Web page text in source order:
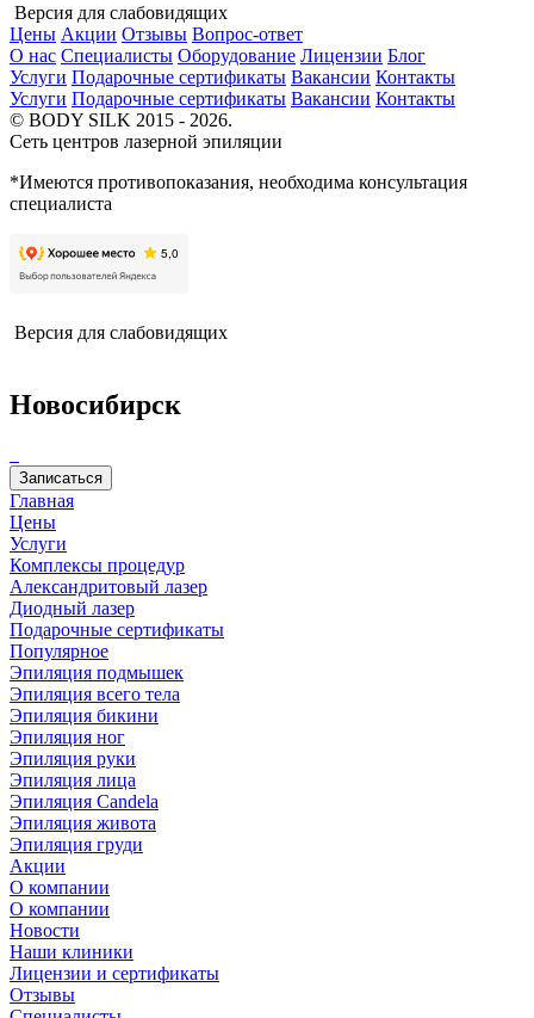
Версия для слабовидящих
Цены Акции Отзывы Вопрос-ответ
О нас Специалисты Оборудование Лицензии Блог
Услуги Подарочные сертификаты Вакансии Контакты
Услуги Подарочные сертификаты Вакансии Контакты
© BODY SILK 2015 - 2026.
Сеть центров лазерной эпиляции
*Имеются противопоказания, необходима консультация
специалиста
Версия для слабовидящих
Новосибирск
Записаться
Главная
Цены
Услуги
Комплексы процедур
Александритовый лазер
Диодный лазер
Подарочные сертификаты
Популярное
Эпиляция подмышек
Эпиляция всего тела
Эпиляция бикини
Эпиляция ног
Эпиляция руки
Эпиляция лица
Эпиляция Candela
Эпиляция живота
Эпиляция груди
Акции
О компании
О компании
Новости
Наши клиники
Лицензии и сертификаты
Отзывы